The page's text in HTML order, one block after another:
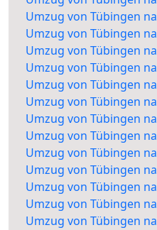
Umzug von Tübingen
Umzug von Tübingen
Umzug von Tübingen
Umzug von Tübingen
Umzug von Tübingen
Umzug von Tübingen
Umzug von Tübingen
Umzug von Tübingen
Umzug von Tübingen
Umzug von Tübingen
Umzug von Tübingen
Umzug von Tübingen
Umzug von Tübingen